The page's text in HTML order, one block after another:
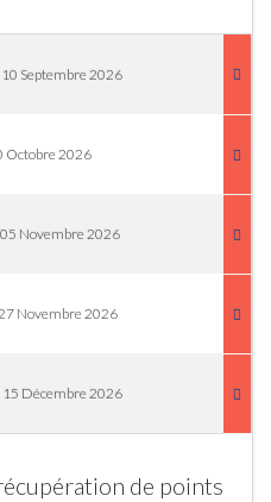
Septembre 2026
Octobre 2026
Novembre 2026
Novembre 2026
Décembre 2026
de points